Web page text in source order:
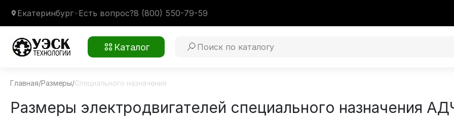
Екатеринбург Есть вопрос?8 (800) 550-79-59
Каталог
Главная/Размеры/Специального назначения
Размеры электродвигателей специального назначения